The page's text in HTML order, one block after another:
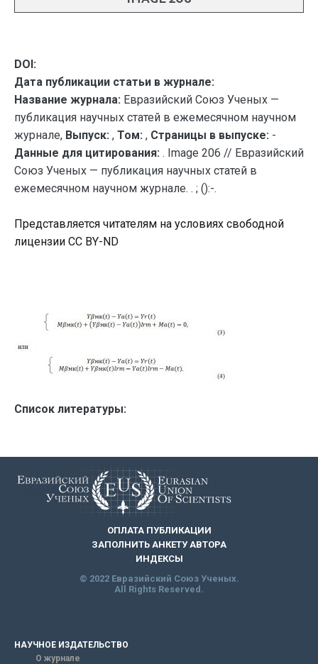
DOI:
Дата публикации статьи в журнале:
Название журнала: Евразийский Союз Ученых —
публикация научных статей в ежемесячном научном
журнале, Выпуск: , Том: , Страницы в выпуске: -
Данные для цитирования: . Image 206 // Евразийский
Союз Ученых — публикация научных статей в
ежемесячном научном журнале. . ; ():-.
Представляется читателям на условиях свободной
лицензии CC BY-ND
Список литературы:
ОПЛАТА ПУБЛИКАЦИИ
ЗАПОЛНИТЬ АНКЕТУ АВТОРА
ИНДЕКСЫ
© 2022 Евразийский Союз Ученых.
All Rights Reserved.
НАУЧНОЕ ИЗДАТЕЛЬСТВО
О журнале